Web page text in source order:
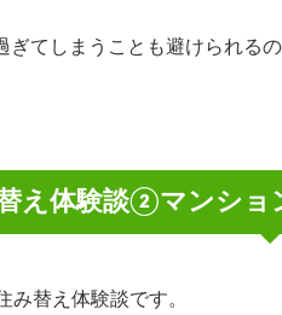
ぎてしまうことも避けられる
え体験談②マンショ
み替え体験談です。